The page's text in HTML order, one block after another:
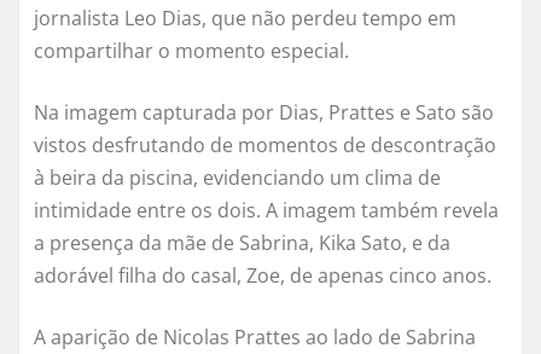
jornalista Leo Dias, que não perdeu tempo em
compartilhar o momento especial.
Na imagem capturada por Dias, Prattes e Sato são
vistos desfrutando de momentos de descontração
à beira da piscina, evidenciando um clima de
intimidade entre os dois. A imagem também revela
a presença da mãe de Sabrina, Kika Sato, e da
adorável filha do casal, Zoe, de apenas cinco anos.
A aparição de Nicolas Prattes ao lado de Sabrina